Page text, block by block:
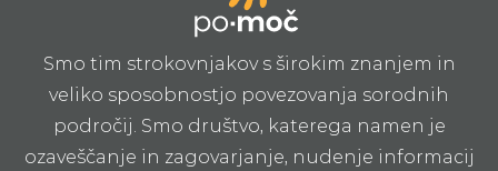
Smo tim strokovnjakov s širokim znanjem in
veliko sposobnostjo povezovanja sorodnih
področij. Smo društvo, katerega namen je
ozaveščanje in zagovarjanje, nudenje informacij